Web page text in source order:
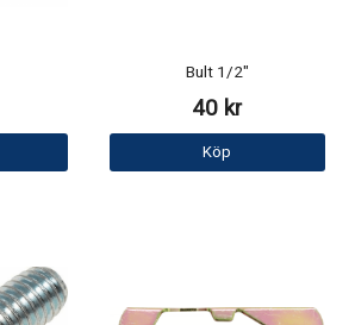
Bult 1/2"
40 kr
Köp